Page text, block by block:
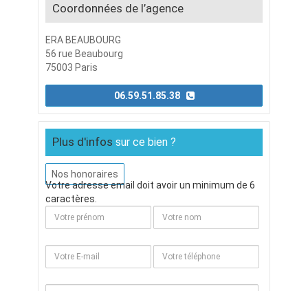
Coordonnées de l’agence
ERA BEAUBOURG
56 rue Beaubourg
75003 Paris
Plus d'infos sur ce bien ?
Nos honoraires
Votre adresse email doit avoir un minimum de 6
caractères.